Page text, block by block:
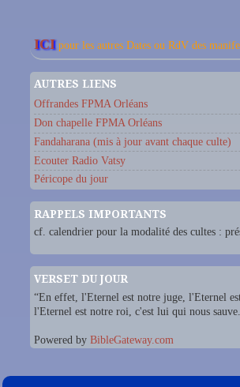
ICI pour les autres Dates ou RdV des
AUTRES LIENS
Offrandes FPMA Orléans
Don chapelle FPMA Orléans
Fandaharana (mis à jour avant chaque culte)
Ecouter Radio Vatsy
Péricope du jour
RAPPELS IMPORTANTS
cf. calendrier pour la modalité des cultes :
VERSET DU JOUR
“En effet, l'Eternel est notre juge, l'Eternel
l'Eternel est notre roi, c'est lui qui nous
Powered by BibleGateway.com